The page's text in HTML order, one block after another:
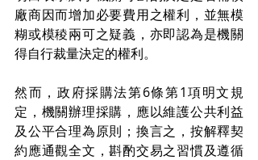
廠商因而增加必要費用之權利，並無模
糊或模稜兩可之疑義，亦即認為是機關
得自行裁量決定的權利。
然而，政府採購法第6條第1項明文規
定，機關辦理採購，應以維護公共利益
及公平合理為原則；換言之，按解釋契
約應通觀全文，斟酌交易之習慣及遵循